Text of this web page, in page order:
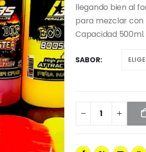
llegando bien al
para mezclar con
Capacidad 500ml.
SABOR